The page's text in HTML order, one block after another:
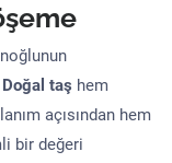
Doğal taş hem
açısından hem
bir değeri